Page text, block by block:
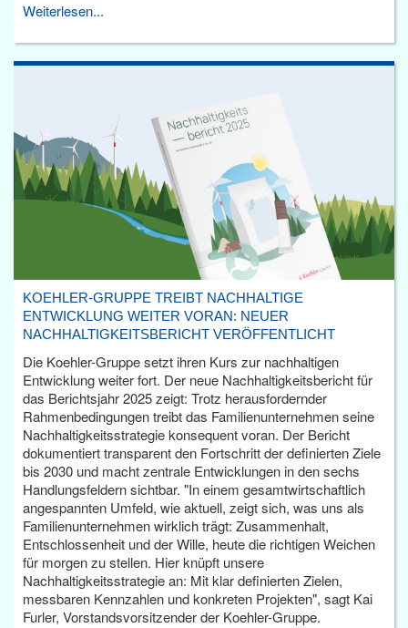
Weiterlesen...
KOEHLER-GRUPPE TREIBT NACHHALTIGE
ENTWICKLUNG WEITER VORAN: NEUER
NACHHALTIGKEITSBERICHT VERÖFFENTLICHT
Die Koehler-Gruppe setzt ihren Kurs zur nachhaltigen
Entwicklung weiter fort. Der neue Nachhaltigkeitsbericht für
das Berichtsjahr 2025 zeigt: Trotz herausfordernder
Rahmenbedingungen treibt das Familienunternehmen seine
Nachhaltigkeitsstrategie konsequent voran. Der Bericht
dokumentiert transparent den Fortschritt der definierten Ziele
bis 2030 und macht zentrale Entwicklungen in den sechs
Handlungsfeldern sichtbar. "In einem gesamtwirtschaftlich
angespannten Umfeld, wie aktuell, zeigt sich, was uns als
Familienunternehmen wirklich trägt: Zusammenhalt,
Entschlossenheit und der Wille, heute die richtigen Weichen
für morgen zu stellen. Hier knüpft unsere
Nachhaltigkeitsstrategie an: Mit klar definierten Zielen,
messbaren Kennzahlen und konkreten Projekten", sagt Kai
Furler, Vorstandsvorsitzender der Koehler-Gruppe.